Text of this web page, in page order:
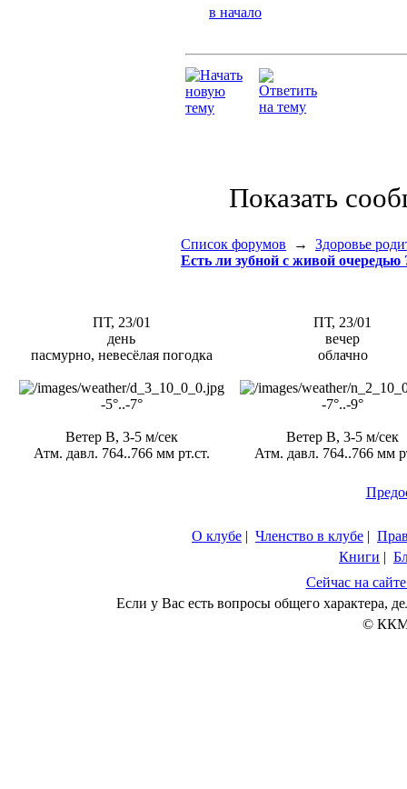
в начало
Показать
Список форумов → Здоровье
Есть ли зубной с живой очередью
ПТ, 23/01
день
пасмурно, невесёлая погодка
-5°..-7°
Ветер В, 3-5 м/сек
Атм. давл. 764..766 мм рт.ст.
ПТ, 23/01
вечер
облачно
-7°..-9°
Ветер В, 3-5 м/сек
Атм. давл. 764..766 мм
О клубе | Членство в клубе |
Книги |
Сейчас на
Если у Вас есть вопросы общего характера,
© ККМ